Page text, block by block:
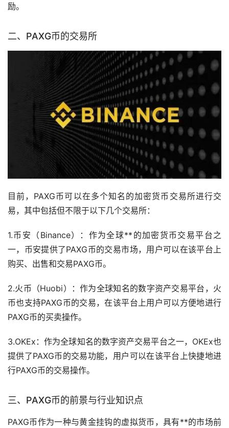
励。
二、PAXG币的交易所
目前，PAXG币可以在多个知名的加密货币 交易所进行交
易，其中包括但不限于以下几个交易所：
1.币安
（Binance）：作为全球**的加密货币交易平台之
一，币安提供了PAXG币的交易市场，用户可以在该平台上
购买、出售和交易PAXG币。
2.火币 （Huobi）：作为全球知名的数字资产交易平台，火
币也支持PAXG币的交易，在该平台上用户可以方便地进行
PAXG币的买卖操作。
3.OKEx：作为全球知名的数字资产交易平台之一，OKEx也
提供了PAXG币的交易功能，用户可以在该平台上快捷地进
行PAXG币的交易操作。
三、PAXG币的前景与行业知识点
PAXG币作为一种与黄金挂钩的虚拟货币，具有**的市场前